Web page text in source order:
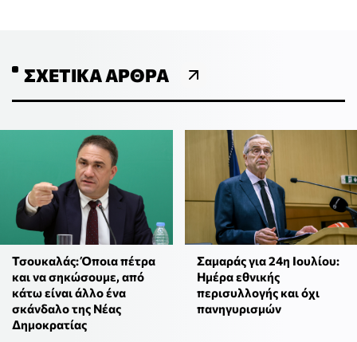
ΣΧΕΤΙΚΆ ΆΡΘΡΑ
Τσουκαλάς: Όποια πέτρα
και να σηκώσουμε, από
κάτω είναι άλλο ένα
σκάνδαλο της Νέας
Δημοκρατίας
Σαμαράς για 24η Ιουλίου:
Ημέρα εθνικής
περισυλλογής και όχι
πανηγυρισμών